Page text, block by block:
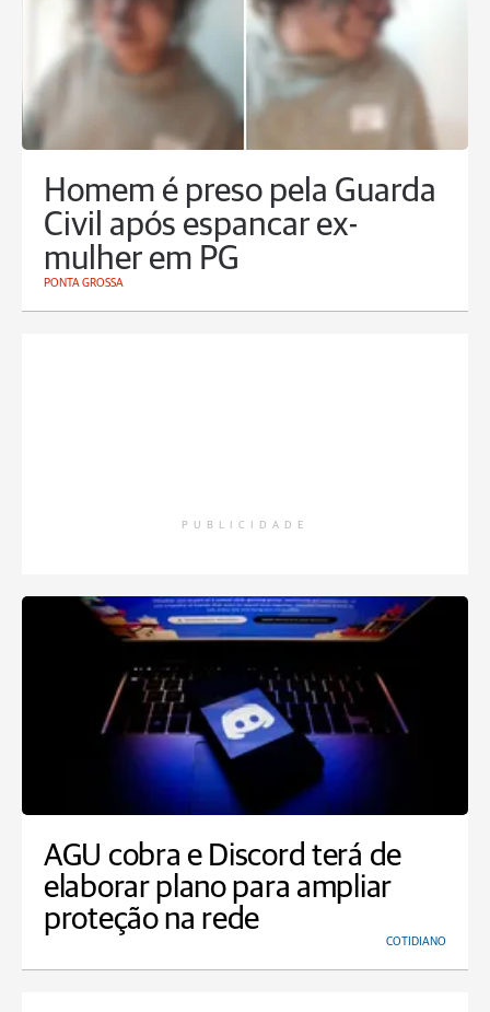
Homem é preso pela Guarda
Civil após espancar ex-
mulher em PG
PONTA GROSSA
PUBLICIDADE
AGU cobra e Discord terá de
elaborar plano para ampliar
proteção na rede
COTIDIANO